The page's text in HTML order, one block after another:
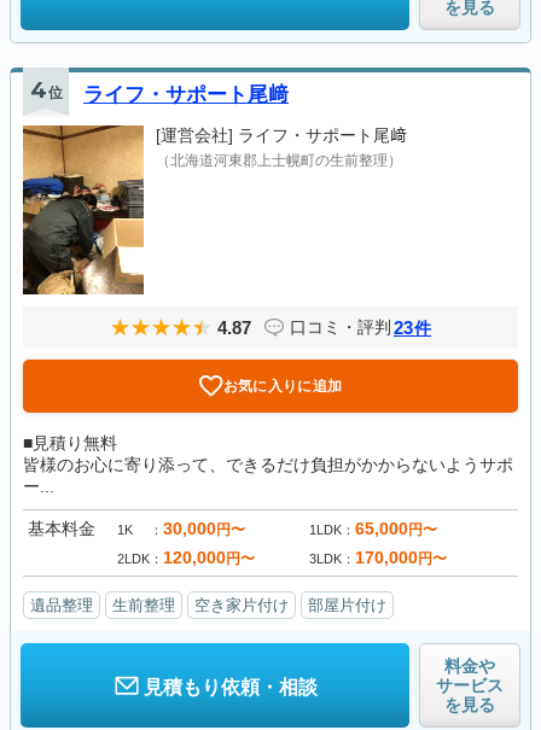
を見る
4位 ライフ・サポート尾﨑
[運営会社] ライフ・サポート尾﨑
（北海道河東郡上士幌町の生前整理）
4.87 口コミ・評判 23件
お気に入りに追加
■見積り無料
皆様のお心に寄り添って、できるだけ負担がかからないようサポ
ー...
基本料金 1K 30,000円〜 1LDK 65,000円〜
2LDK 120,000円〜 3LDK 170,000円〜
遺品整理 生前整理 空き家片付け 部屋片付け
見積もり依頼・相談
料金や
サービス
を見る